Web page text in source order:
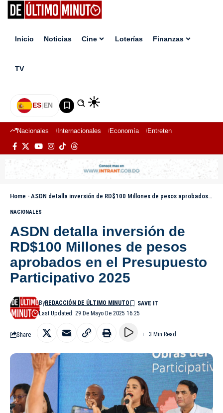
Inicio Noticias Cine Loterías Finanzas
TV
ES|EN
Nacionales Internacionales Economía Entretenimiento
Home - ASDN detalla inversión de RD$100 Millones de pesos aprobados en el Presupuesto Participativo 2025
NACIONALES
ASDN detalla inversión de
RD$100 Millones de pesos
aprobados en el Presupuesto
Participativo 2025
Last Updated: 29 De Mayo De 2025 16:25
ByREDACCIÓN DE ÚLTIMO MINUTO
Share 3 Min Read